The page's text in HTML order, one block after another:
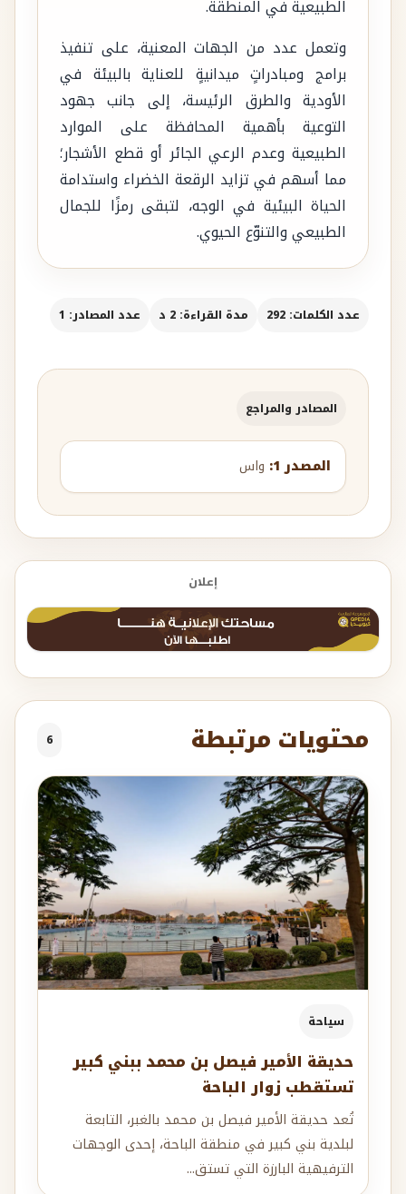
الطبيعية في المنطقة.
وتعمل عدد من الجهات المعنية، على تنفيذ
برامج ومبادراتٍ ميدانيةٍ للعناية بالبيئة في
الأودية والطرق الرئيسة، إلى جانب جهود
التوعية بأهمية المحافظة على الموارد
الطبيعية وعدم الرعي الجائر أو قطع الأشجار؛
مما أسهم في تزايد الرقعة الخضراء واستدامة
الحياة البيئية في الوجه، لتبقى رمزًا للجمال
الطبيعي والتنوّع الحيوي.
عدد الكلمات: 292 مدة القراءة: 2 د عدد المصادر: 1
المصادر والمراجع
المصدر 1: واس
إعلان
محتويات مرتبطة 6
سياحة
حديقة الأمير فيصل بن محمد ببني كبير
تستقطب زوار الباحة
تُعد حديقة الأمير فيصل بن محمد بالغبر، التابعة
لبلدية بني كبير في منطقة الباحة، إحدى الوجهات
الترفيهية البارزة التي تستق...